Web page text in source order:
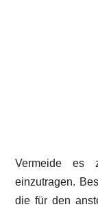
Vermeide es
einzutragen.
die für den